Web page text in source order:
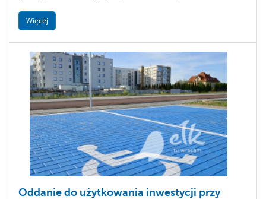
Więcej
Oddanie do użytkowania inwestycji przy